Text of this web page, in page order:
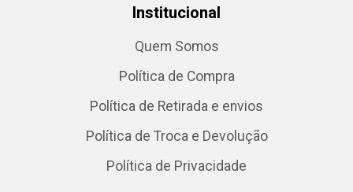
Institucional
Quem Somos
Política de Compra
Política de Retirada e envios
Política de Troca e Devolução
Política de Privacidade